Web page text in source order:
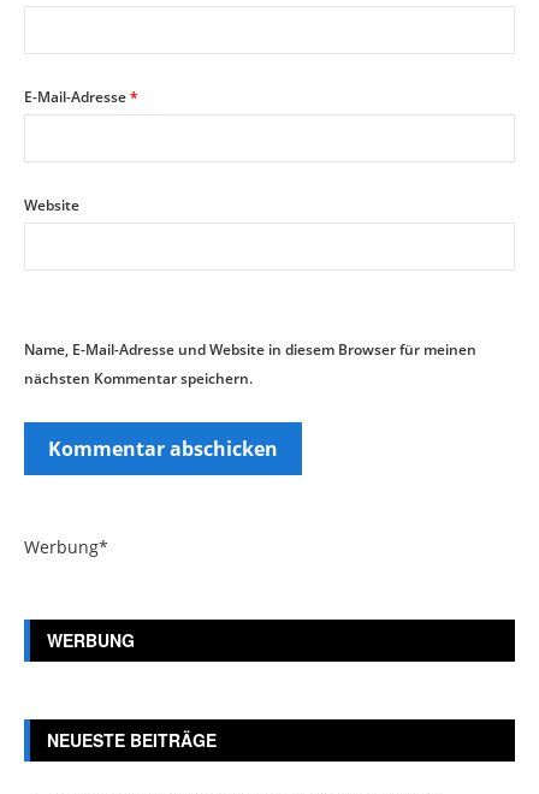
E-Mail-Adresse*
Website
Name, E-Mail-Adresse und Website in diesem Browser für meinen
nächsten Kommentar speichern.
Werbung*
WERBUNG
NEUESTE BEITRÄGE